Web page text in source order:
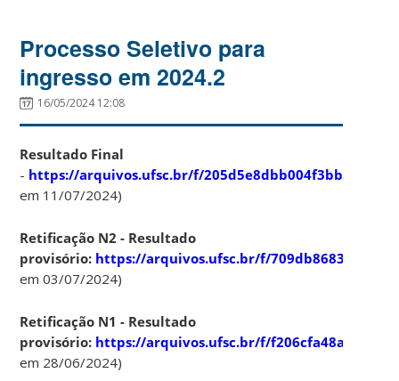
Processo Seletivo para
ingresso em 2024.2
16/05/2024 12:08
Resultado Final
- https://arquivos.ufsc.br/f/205d5e8dbb004f3bb1a6/
em 11/07/2024)
Retificação N2 - Resultado
provisório: https://arquivos.ufsc.br/f/
em 03/07/2024)
Retificação N1 - Resultado
provisório: https://arquivos.ufsc.br/f/
em 28/06/2024)